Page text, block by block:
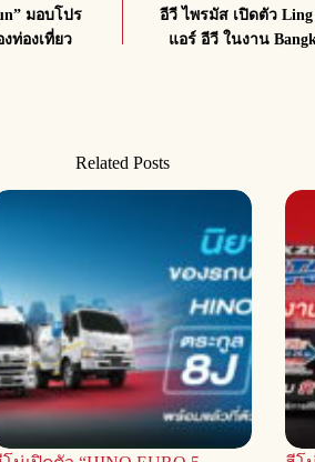
มอบโปร
ท่องเที่ยว
อีวี ไพรมัส เปิดตัว
แอร์ อีวี ในงาน
Related Posts